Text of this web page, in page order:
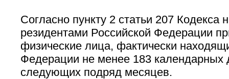
Согласно пункту 2 статьи 207 Кодекса
резидентами Российской Федерации
физические лица, фактически
Федерации не менее 183 календарных
следующих подряд месяцев.